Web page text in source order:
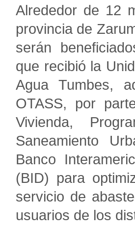
Alrededor de 12
provincia de
serán
que recibió la
Agua Tumbes,
OTASS, por
Vivienda,
Saneamiento
Banco
(BID) para
servicio de
usuarios de los